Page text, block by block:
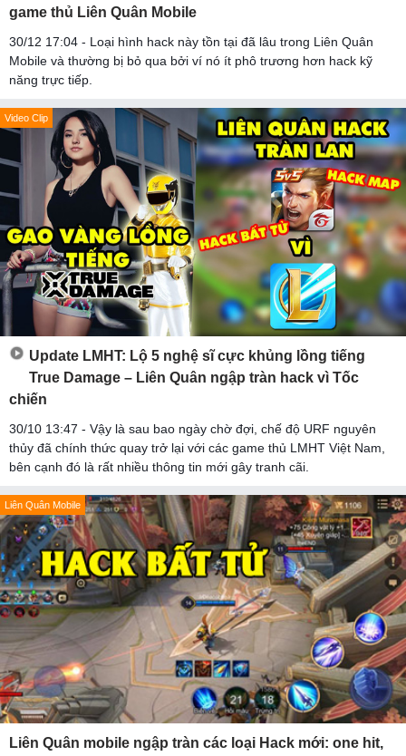
game thủ Liên Quân Mobile
30/12 17:04 - Loại hình hack này tồn tại đã lâu trong Liên Quân
Mobile và thường bị bỏ qua bởi ví nó ít phô trương hơn hack kỹ
năng trực tiếp.
Video Clip
Update LMHT: Lộ 5 nghệ sĩ cực khủng lồng tiếng
True Damage – Liên Quân ngập tràn hack vì Tốc
chiến
30/10 13:47 - Vậy là sau bao ngày chờ đợi, chế độ URF nguyên
thủy đã chính thức quay trở lại với các game thủ LMHT Việt Nam,
bên cạnh đó là rất nhiều thông tin mới gây tranh cãi.
Liên Quân Mobile
Liên Quân mobile ngập tràn các loại Hack mới: one hit,